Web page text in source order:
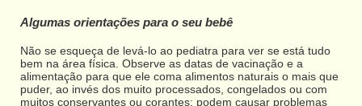
Algumas orientações para o seu bebê
Não se esqueça de levá-lo ao pediatra para ver se está tudo
bem na área física. Observe as datas de vacinação e a
alimentação para que ele coma alimentos naturais o mais que
puder, ao invés dos muito processados, congelados ou com
muitos conservantes ou corantes; podem causar problemas